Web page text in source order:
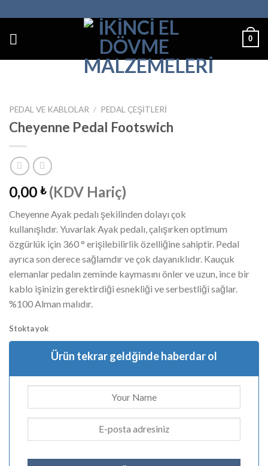
atla
0
PEDAL VE KABLOLAR / PEDAL ÇEŞITLERI
Cheyenne Pedal Footswich
0,00 ₺ (KDV Hariç)
Cheyenne Ayak pedalı şekilinden dolayı çok
kullanışlıdır. Yuvarlak Ayak pedalı, çalışırken optimum
özgürlük için 360 ° erişilebilirlik özelliğine sahiptir. Pedal
ayrıca son derece sağlamdır ve çok dayanıklıdır. Kauçuk
elemanlar pedalın zeminde kaymasını önler ve uzun, ince bir
kablo işinizin gerektirdiği esnekliği ve serbestliği sağlar.
%100 Alman malıdır.
Stokta yok
Ürün tekrar geldğinde haberdar ol